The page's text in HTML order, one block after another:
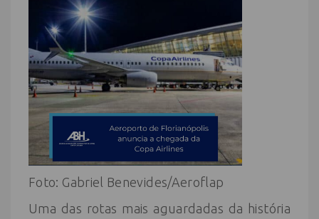
Foto: Gabriel Benevides/Aeroflap
Uma das rotas mais aguardadas da história